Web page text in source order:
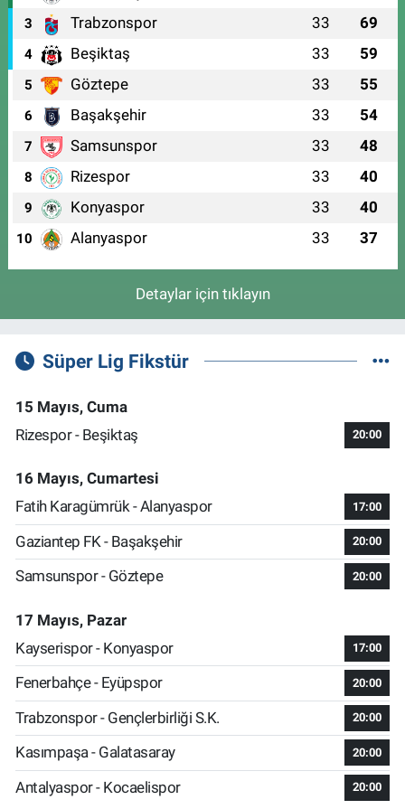
3 Trabzonspor 33 69
4 Beşiktaş 33 59
5 Göztepe 33 55
6 Başakşehir 33 54
7 Samsunspor 33 48
8 Rizespor 33 40
9 Konyaspor 33 40
10 Alanyaspor 33 37
Detaylar için tıklayın
Süper Lig Fikstür
15 Mayıs, Cuma
Rizespor - Beşiktaş
20:00
16 Mayıs, Cumartesi
Fatih Karagümrük - Alanyaspor
17:00
Gaziantep FK - Başakşehir 20:00
Samsunspor - Göztepe 20:00
17 Mayıs, Pazar
Kayserispor - Konyaspor
17:00
Fenerbahçe - Eyüpspor 20:00
Trabzonspor - Gençlerbirliği S.K. 20:00
Kasımpaşa - Galatasaray 20:00
Antalyaspor - Kocaelispor 20:00